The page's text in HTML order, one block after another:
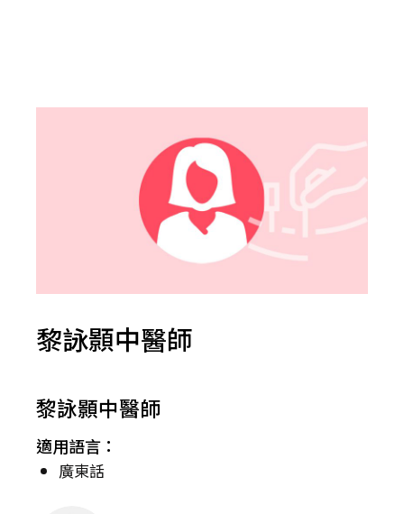
黎詠顥中醫師
黎詠顥中醫師
適用語言：
廣東話